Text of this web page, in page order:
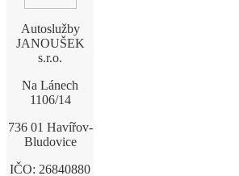
Autoslužby
JANOUŠEK
s.r.o.
Na Lánech
1106/14
736 01 Havířov-
Bludovice
IČO: 26840880